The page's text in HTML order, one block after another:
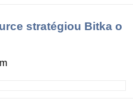
stratégiou Bitka o